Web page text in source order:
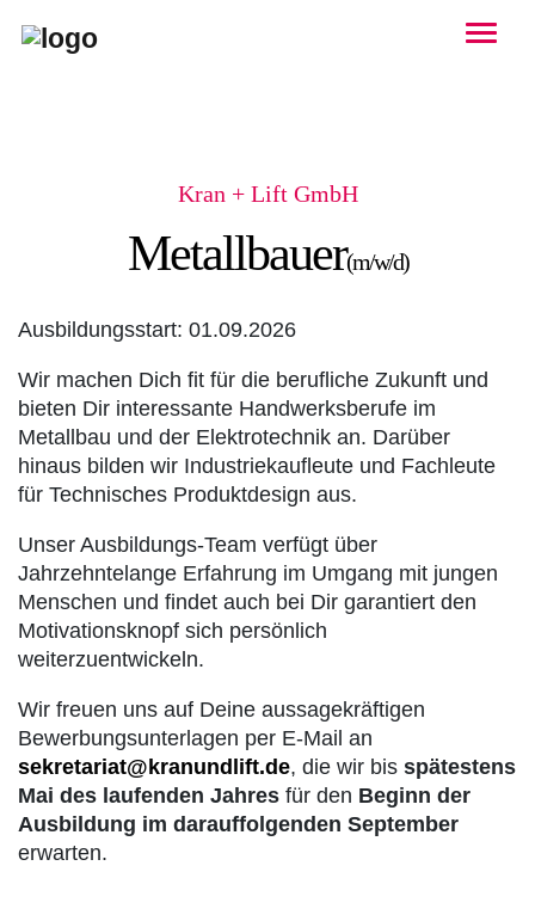
Kran + Lift GmbH
Metallbauer(m/w/d)
Ausbildungsstart: 01.09.2026
Wir machen Dich fit für die berufliche Zukunft und
bieten Dir interessante Handwerksberufe im
Metallbau und der Elektrotechnik an. Darüber
hinaus bilden wir Industriekaufleute und Fachleute
für Technisches Produktdesign aus.
Unser Ausbildungs-Team verfügt über
Jahrzehntelange Erfahrung im Umgang mit jungen
Menschen und findet auch bei Dir garantiert den
Motivationsknopf sich persönlich
weiterzuentwickeln.
Wir freuen uns auf Deine aussagekräftigen
Bewerbungsunterlagen per E-Mail an
sekretariat@kranundlift.de, die wir bis spätestens
Mai des laufenden Jahres für den Beginn der
Ausbildung im darauffolgenden September
erwarten.